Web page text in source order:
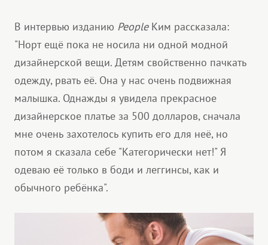
В интервью изданию PeopleКим рассказала:
"Норт ещё пока не носила ни одной модной
дизайнерской вещи. Детям свойственно пачкать
одежду, рвать её. Она у нас очень подвижная
малышка. Однажды я увидела прекрасное
дизайнерское платье за 500 долларов, сначала
мне очень захотелось купить его для неё, но
потом я сказала себе "Категорически нет!" Я
одеваю её только в боди и леггинсы, как и
обычного ребёнка".